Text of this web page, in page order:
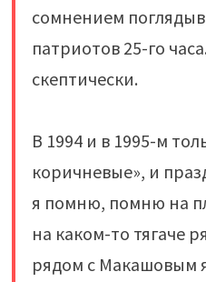
сомнением
патриотов 25-го
скептически.
В 1994 и в 1995-м
коричневые», и
я помню, помню на
на каком-то тягаче
рядом с Макашовым